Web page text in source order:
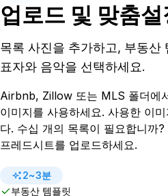
업로드 및 맞춤설
목록 사진을 추가하고, 부동산
표자와 음악을 선택하세요.
Airbnb, Zillow 또는 MLS 폴더에
이미지를 사용하세요. 사용한 이
다. 수십 개의 목록이 필요합니까
프레드시트를 업로드하세요.
2~3분
부동산 템플릿